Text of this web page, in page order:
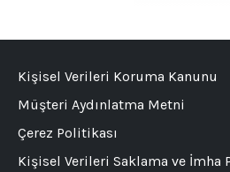
Kişisel Verileri Koruma Kanunu
Müşteri Aydınlatma Metni
Çerez Politikası
Kişisel Verileri Saklama ve İmha